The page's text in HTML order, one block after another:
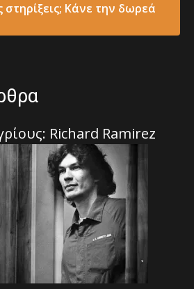
Κάνε την δωρεά
Richard Ramirez